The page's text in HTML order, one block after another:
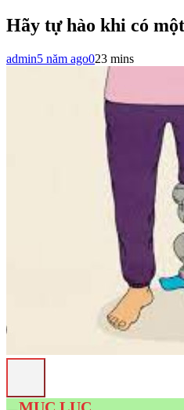
Hãy tự hào khi có
admin5 năm ago023 mins